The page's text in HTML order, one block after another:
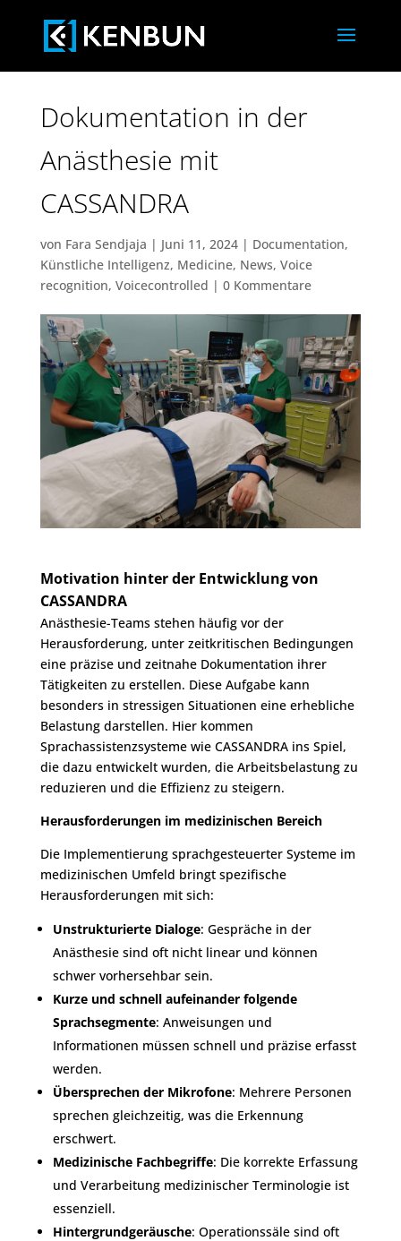
Dokumentation in der
Anästhesie mit
CASSANDRA
von Fara Sendjaja | Juni 11, 2024| Documentation,
Künstliche Intelligenz, Medicine, News, Voice
recognition, Voicecontrolled | 0 Kommentare
Motivation hinter der Entwicklung von
CASSANDRA
Anästhesie-Teams stehen häufig vor der
Herausforderung, unter zeitkritischen Bedingungen
eine präzise und zeitnahe Dokumentation ihrer
Tätigkeiten zu erstellen. Diese Aufgabe kann
besonders in stressigen Situationen eine erhebliche
Belastung darstellen. Hier kommen
Sprachassistenzsysteme wie CASSANDRA ins Spiel,
die dazu entwickelt wurden, die Arbeitsbelastung zu
reduzieren und die Effizienz zu steigern.
Herausforderungen im medizinischen Bereich
Die Implementierung sprachgesteuerter Systeme im
medizinischen Umfeld bringt spezifische
Herausforderungen mit sich:
Unstrukturierte Dialoge: Gespräche in der
Anästhesie sind oft nicht linear und können
schwer vorhersehbar sein.
Kurze und schnell aufeinander folgende
Sprachsegmente: Anweisungen und
Informationen müssen schnell und präzise erfasst
werden.
Übersprechen der Mikrofone: Mehrere Personen
sprechen gleichzeitig, was die Erkennung
erschwert.
Medizinische Fachbegriffe: Die korrekte Erfassung
und Verarbeitung medizinischer Terminologie ist
essenziell.
Hintergrundgeräusche: Operationssäle sind oft